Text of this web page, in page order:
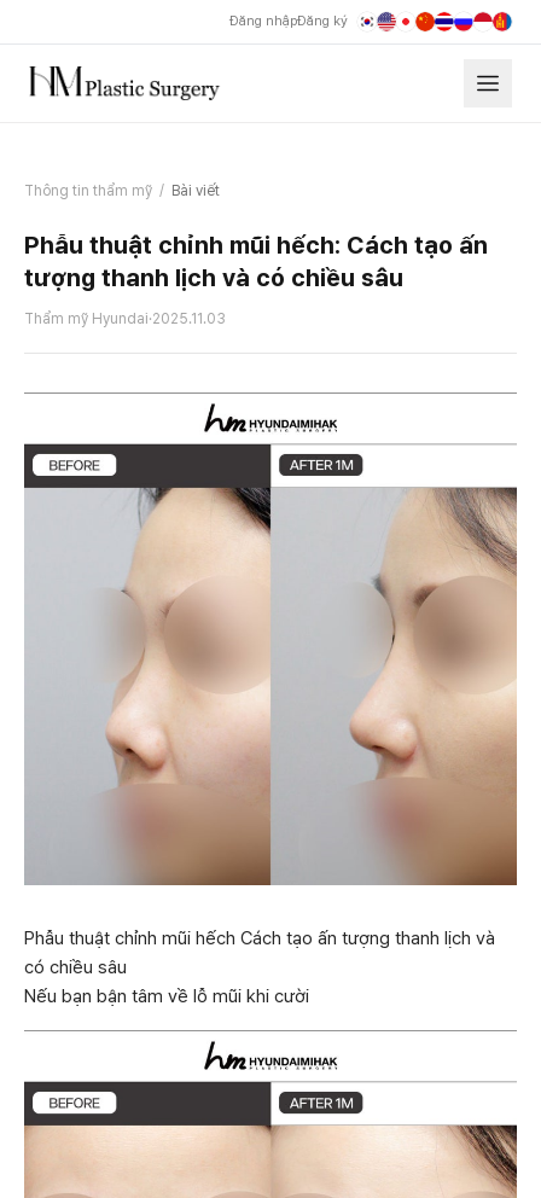
Đăng nhậpĐăng ký
Thông tin thẩm mỹ / Bài viết
Phẫu thuật chỉnh mũi hếch: Cách tạo ấn
tượng thanh lịch và có chiều sâu
Thẩm mỹ Hyundai·2025.11.03
Phẫu thuật chỉnh mũi hếch Cách tạo ấn tượng thanh lịch và
có chiều sâu
Nếu bạn bận tâm về lỗ mũi khi cười